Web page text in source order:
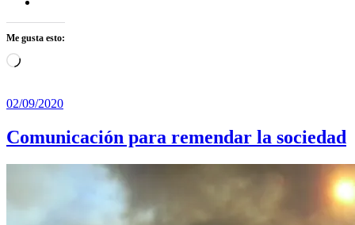
Me gusta esto:
Cargando...
02/09/2020
Comunicación para remendar la sociedad